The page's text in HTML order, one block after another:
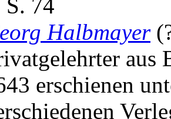
S. 74
Halbmayer
aus
erschienen